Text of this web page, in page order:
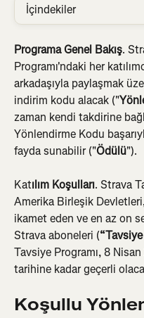
İçindekiler
Programa Genel Bakış.
Programı'ndaki her
arkadaşıyla paylaşmak
indirim kodu alacak ("
zaman kendi takdirine
Yönlendirme Kodu
fayda sunabilir ("Ödülü").
Katılım Koşulları. Strava
Amerika Birleşik
ikamet eden ve en az on
Strava aboneleri (
Tavsiye Programı, 8
tarihine kadar geçerli
Koşullu